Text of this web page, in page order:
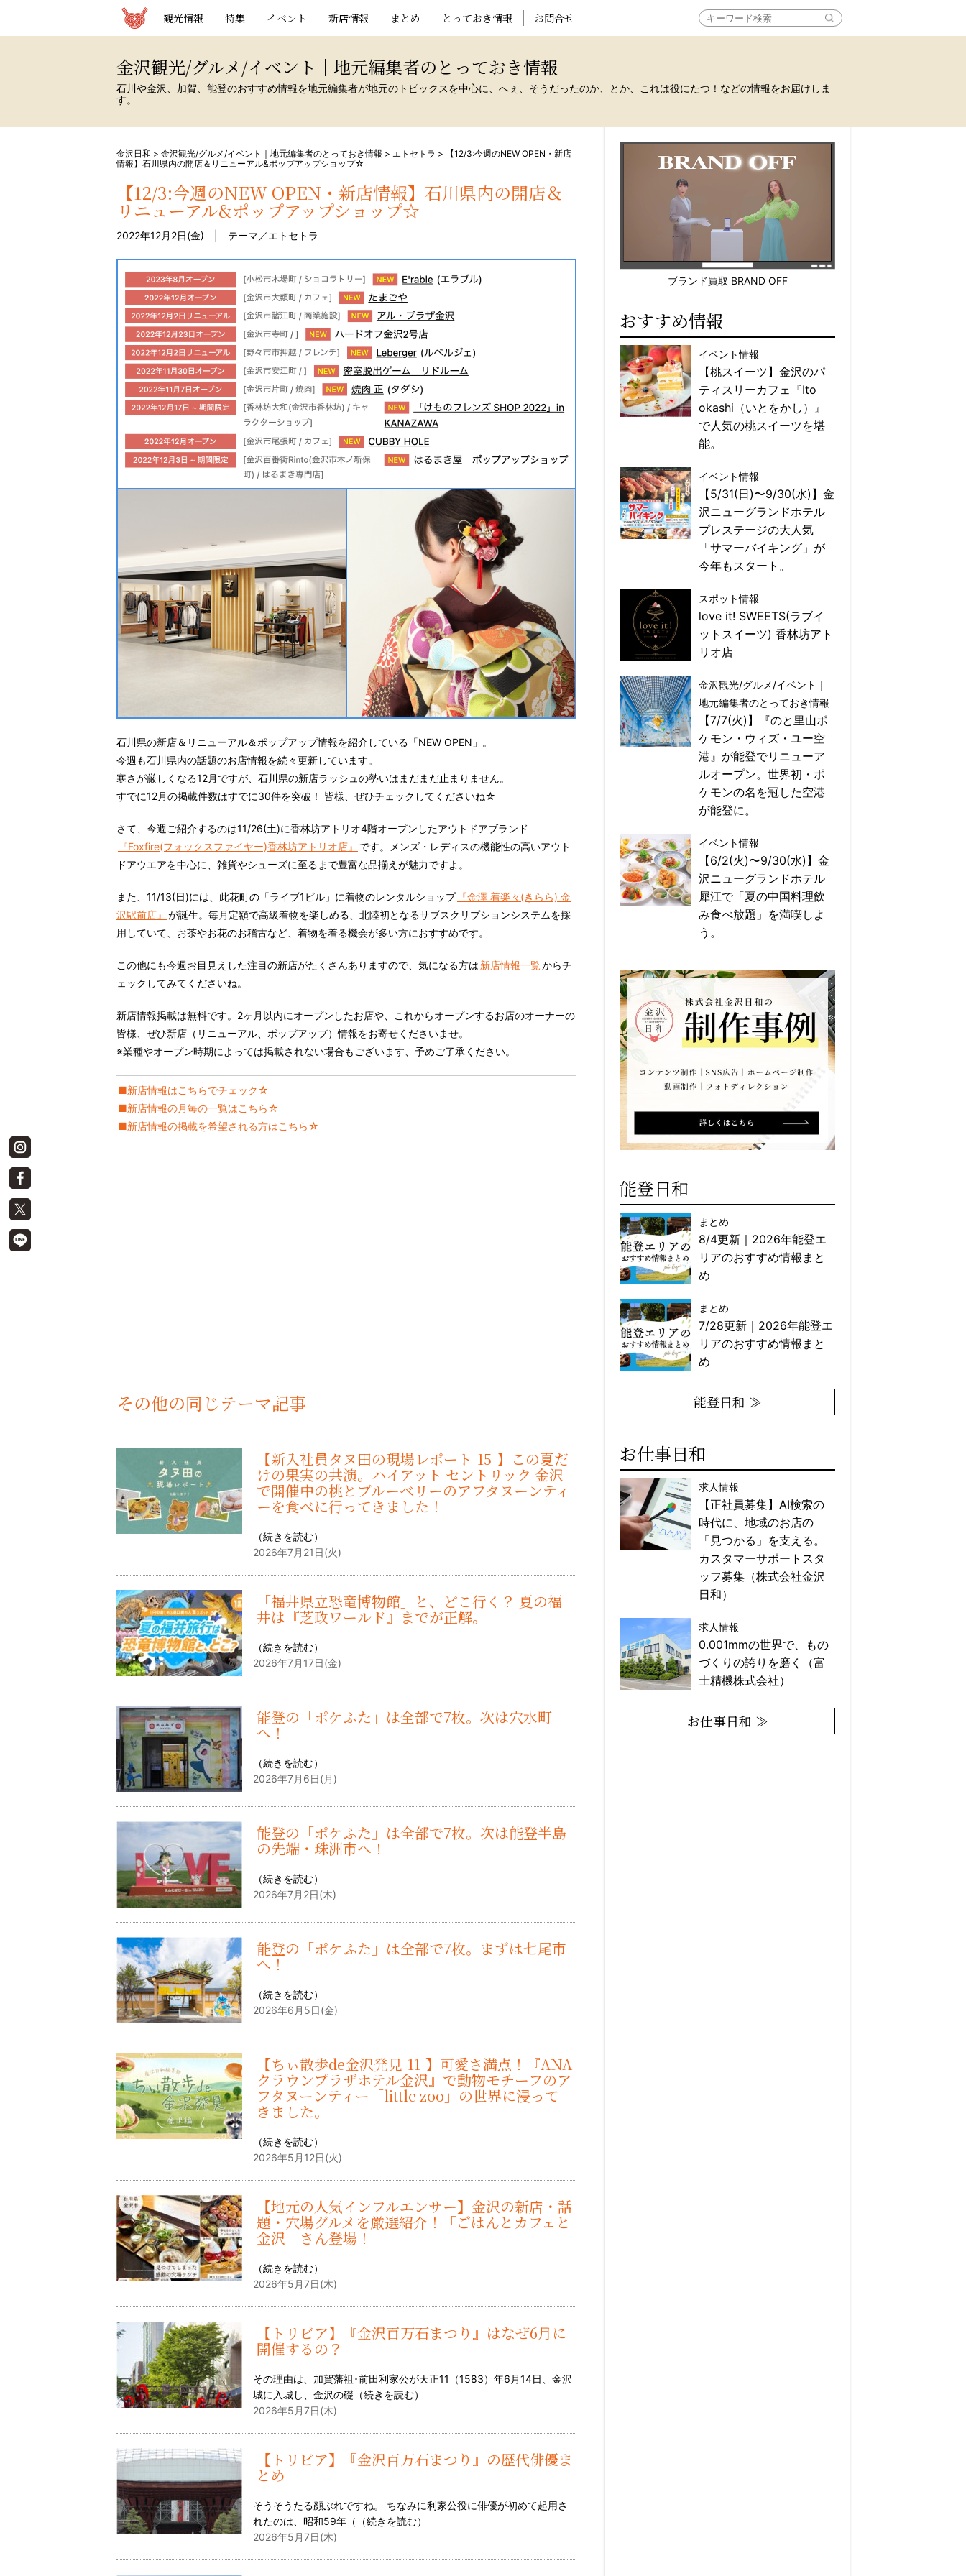
観光情報 特集 イベント 新店情報 まとめ とっておき情報 お問合せ
金沢観光/グルメ/イベント｜地元編集者のとっておき情報
石川や金沢、加賀、能登のおすすめ情報を地元編集者が地元のトピックスを中心に、へぇ、そうだったのか、とか、これは役にたつ！などの情報をお届けしま
す。
金沢日和 > 金沢観光/グルメ/イベント｜地元編集者のとっておき情報 > エトセトラ >
【12/3:今週のNEW OPEN・新店
情報】石川県内の開店＆リニューアル&ポップアップショップ☆
【12/3:今週のNEW OPEN・新店情報】石川県内の開店＆
リニューアル&ポップアップショップ☆
2022年12月2日(金) | テーマ／エトセトラ
石川県の新店＆リニューアル＆ポップアップ情報を紹介している「NEW OPEN」。
今週も石川県内の話題のお店情報を続々更新しています。
寒さが厳しくなる12月ですが、石川県の新店ラッシュの勢いはまだまだ止まりません。
すでに12月の掲載件数はすでに30件を突破！ 皆様、ぜひチェックしてくださいね☆
さて、今週ご紹介するのは11/26(土)に香林坊アトリオ4階オープンしたアウトドアブランド
『Foxfire(フォックスファイヤー)香林坊アトリオ店』
です。メンズ・レディスの機能性の高いアウト
ドアウエアを中心に、雑貨やシューズに至るまで豊富な品揃えが魅力ですよ。
また、11/13(日)には、此花町の「ライブ1ビル」に着物のレンタルショップ 『金澤 着楽々(きらら) 金
沢駅前店』 が誕生。毎月定額で高級着物を楽しめる、北陸初となるサブスクリプションシステムを採
用していて、お茶やお花のお稽古など、着物を着る機会が多い方におすすめです。
この他にも今週お目見えした注目の新店がたくさんありますので、気になる方は 新店情報一覧からチ
ェックしてみてくださいね。
新店情報掲載は無料です。2ヶ月以内にオープンしたお店や、これからオープンするお店のオーナーの
皆様、ぜひ新店（リニューアル、ポップアップ）情報をお寄せくださいませ。
※業種やオープン時期によっては掲載されない場合もございます、予めご了承ください。
■新店情報はこちらでチェック☆
■新店情報の月毎の一覧はこちら☆
■新店情報の掲載を希望される方はこちら☆
その他の同じテーマ記事
【新入社員タヌ田の現場レポート-15-】この夏だ
けの果実の共演。ハイアット セントリック 金沢
で開催中の桃とブルーベリーのアフタヌーンティ
ーを食べに行ってきました！
（続きを読む）
2026年7月21日(火)
「福井県立恐竜博物館」と、どこ行く？ 夏の福
井は『芝政ワールド』までが正解。
（続きを読む）
2026年7月17日(金)
能登の「ポケふた」は全部で7枚。次は穴水町
へ！
（続きを読む）
2026年7月6日(月)
能登の「ポケふた」は全部で7枚。次は能登半島
の先端・珠洲市へ！
（続きを読む）
2026年7月2日(木)
能登の「ポケふた」は全部で7枚。まずは七尾市
へ！
（続きを読む）
2026年6月5日(金)
【ちぃ散歩de金沢発見-11-】可愛さ満点！『ANA
クラウンプラザホテル金沢』で動物モチーフのア
フタヌーンティー「little zoo」の世界に浸って
きました。
（続きを読む）
2026年5月12日(火)
【地元の人気インフルエンサー】金沢の新店・話
題・穴場グルメを厳選紹介！「ごはんとカフェと
金沢」さん登場！
（続きを読む）
2026年5月7日(木)
【トリビア】『金沢百万石まつり』はなぜ6月に
開催するの？
その理由は、加賀藩祖･前田利家公が天正11（1583）年6月14日、金沢
城に入城し、金沢の礎（続きを読む）
2026年5月7日(木)
【トリビア】『金沢百万石まつり』の歴代俳優ま
とめ
そうそうたる顔ぶれですね。 ちなみに利家公役に俳優が初めて起用さ
れたのは、昭和59年（（続きを読む）
2026年5月7日(木)
ブランド買取 BRAND OFF
おすすめ情報
イベント情報
【桃スイーツ】金沢のパ
ティスリーカフェ『Ito
okashi（いとをかし）』
で人気の桃スイーツを堪
能。
イベント情報
【5/31(日)〜9/30(水)】金
沢ニューグランドホテル
プレステージの大人気
「サマーバイキング」が
今年もスタート。
スポット情報
love it! SWEETS(ラブイ
ットスイーツ) 香林坊アト
リオ店
金沢観光/グルメ/イベント｜
地元編集者のとっておき情報
【7/7(火)】『のと里山ポ
ケモン・ウィズ・ユー空
港』が能登でリニューア
ルオープン。世界初・ポ
ケモンの名を冠した空港
が能登に。
イベント情報
【6/2(火)〜9/30(水)】金
沢ニューグランドホテル
犀江で「夏の中国料理飲
み食べ放題」を満喫しよ
う。
能登日和
まとめ
8/4更新｜2026年能登エ
リアのおすすめ情報まと
め
まとめ
7/28更新｜2026年能登エ
リアのおすすめ情報まと
め
能登日和 ≫
お仕事日和
求人情報
【正社員募集】AI検索の
時代に、地域のお店の
「見つかる」を支える。
カスタマーサポートスタ
ッフ募集（株式会社金沢
日和）
求人情報
0.001mmの世界で、もの
づくりの誇りを磨く（富
士精機株式会社）
お仕事日和 ≫